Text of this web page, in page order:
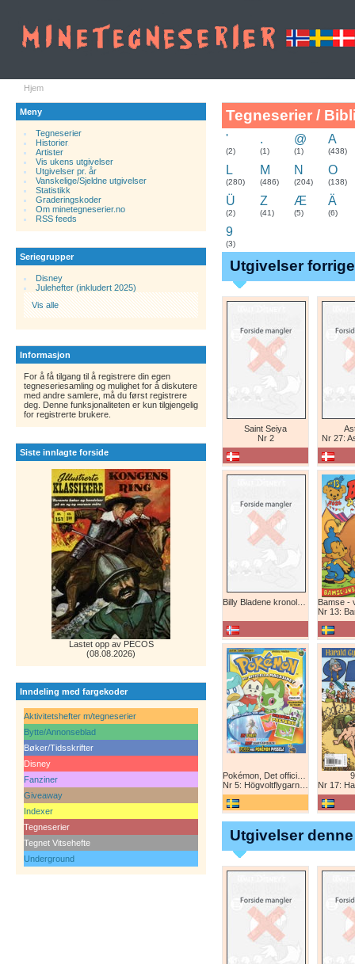
Hjem
Meny
Tegneserier
Historier.
Artister
Vis ukens utgivelser
Utgivelser pr. år
Vanskelige/Sjeldne utgivelser
Statistikk
Graderingskoder
Om minetegneserier.no
RSS feeds
Seriegrupper
Disney
Julehefter (inkludert 2025)
Vis alle
Informasjon
For å få tilgang til å registrere din egen
tegneseriesamling og mulighet for å diskutere
med andre samlere, må du først registrere
deg. Denne funksjonaliteten er kun tilgjengelig
for registrerte brukere.
Siste innlagte forside
Lastet opp av PECOS
(08.08.2026)
Inndeling med fargekoder
Aktivitetshefter m/tegneserier
Bytte/Annonseblad
Bøker/Tidsskrifter
Disney
Fanziner
Giveaway
Indexer
Tegneserier
Tegnet Vitsehefte
Underground
Tegneserier /
'
(2)
.
(1)
@
(1)
A
(438)
L
(280)
M
(486)
N
(204)
O
(138)
Ü
(2)
Z
(41)
Æ
(5)
Ä
(6)
9
(3)
Utgivelser
Saint Seiya
Nr 2
Nr 27:
Nr 13: Bamse-
Nr 5: Högvoltflygarna mot Svart Rayquaza!
Nr 17: Harald
Utgivelser